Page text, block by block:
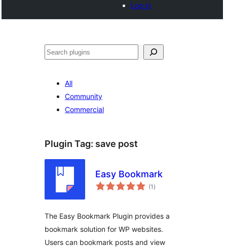
Log in
Suchen
All
Community
Commercial
Plugin Tag: save post
Easy Bookmark
(1 total
ratings
)
The Easy Bookmark Plugin provides a
bookmark solution for WP websites.
Users can bookmark posts and view